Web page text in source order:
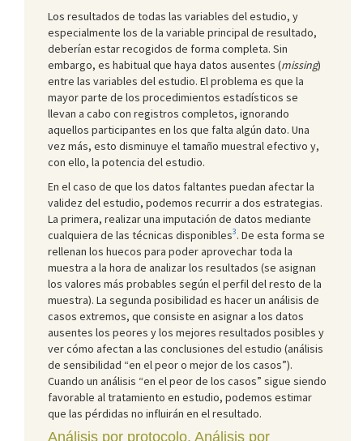
Los resultados de todas las variables del estudio, y
especialmente los de la variable principal de resultado,
deberían estar recogidos de forma completa. Sin
embargo, es habitual que haya datos ausentes (missing)
entre las variables del estudio. El problema es que la
mayor parte de los procedimientos estadísticos se
llevan a cabo con registros completos, ignorando
aquellos participantes en los que falta algún dato. Una
vez más, esto disminuye el tamaño muestral efectivo y,
con ello, la potencia del estudio.
En el caso de que los datos faltantes puedan afectar la
validez del estudio, podemos recurrir a dos estrategias.
La primera, realizar una imputación de datos mediante
cualquiera de las técnicas disponibles3. De esta forma se
rellenan los huecos para poder aprovechar toda la
muestra a la hora de analizar los resultados (se asignan
los valores más probables según el perfil del resto de la
muestra). La segunda posibilidad es hacer un análisis de
casos extremos, que consiste en asignar a los datos
ausentes los peores y los mejores resultados posibles y
ver cómo afectan a las conclusiones del estudio (análisis
de sensibilidad “en el peor o mejor de los casos”).
Cuando un análisis “en el peor de los casos” sigue siendo
favorable al tratamiento en estudio, podemos estimar
que las pérdidas no influirán en el resultado.
Análisis por protocolo. Análisis por